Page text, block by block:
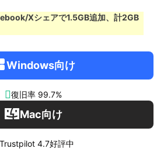
Xシェアで1.5GB追加、計2GB
Windows向け
復旧率 99.7%
Mac向け
Trustpilot 4.7好評中